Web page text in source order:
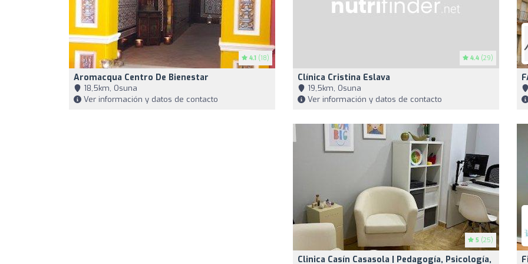
4.1 (18)
Aromacqua Centro De Bienestar
18,5km, Osuna
Ver información y datos de contacto
4.4 (29)
Clínica Cristina Eslava
19,5km, Osuna
Ver información y datos de contacto
5 (25)
Clinica Casín Casasola | Pedagogía, Psicología,